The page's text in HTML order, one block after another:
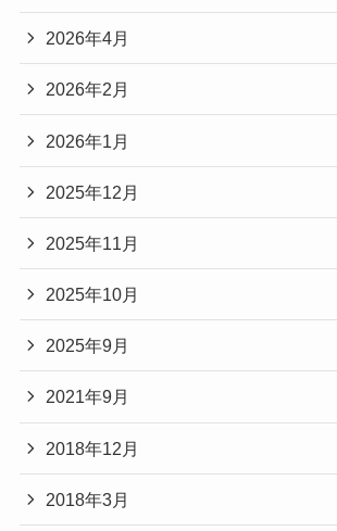
2026年4月
2026年2月
2026年1月
2025年12月
2025年11月
2025年10月
2025年9月
2021年9月
2018年12月
2018年3月